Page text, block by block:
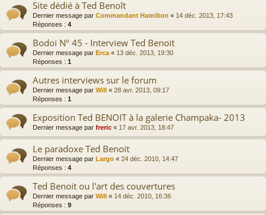
Site dédié à Ted Benoît
Dernier message par Commandant Hamilton « 14 déc. 2013, 17:43
Réponses : 4
Bodoï Nº 45 - Interview Ted Benoit
Dernier message par Erca « 13 déc. 2013, 19:30
Réponses : 1
Autres interviews sur le forum
Dernier message par Will « 28 avr. 2013, 09:17
Réponses : 1
Exposition Ted BENOIT à la galerie Champaka- 2013
Dernier message par freric « 17 avr. 2013, 18:47
Le paradoxe Ted Benoit
Dernier message par Largo « 24 déc. 2010, 14:47
Réponses : 4
Ted Benoit ou l'art des couvertures
Dernier message par Will « 14 déc. 2010, 16:36
Réponses : 9